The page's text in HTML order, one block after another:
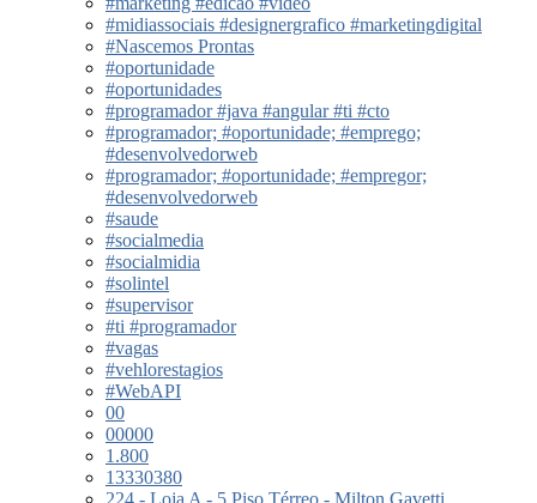
#midiassociais #designergrafico #marketingdigital
#Nascemos Prontas
#oportunidade
#oportunidades
#programador #java #angular #ti #cto
#programador; #oportunidade; #emprego;
#desenvolvedorweb
#programador; #oportunidade; #empregor;
#desenvolvedorweb
#saude
#socialmedia
#socialmidia
#solintel
#supervisor
#ti #programador
#vagas
#vehlorestagios
#WebAPI
00
00000
1.800
13330380
224 - Loja A - 5 Piso Térreo - Milton Gavetti